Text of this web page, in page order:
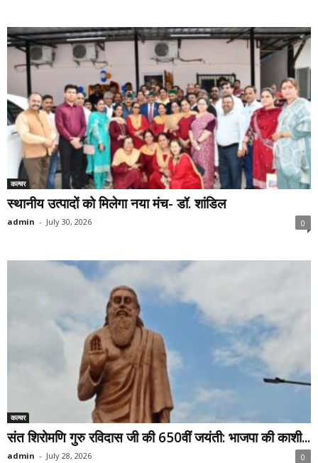
कल्चर
स्थानीय उत्पादों को मिलेगा नया मंच- डॉ. शांडिल
admin - July 30, 2026 0
कल्चर
संत शिरोमणि गुरु रविदास जी की 650वीं जयंती: भाजपा की काशी...
admin - July 28, 2026 0